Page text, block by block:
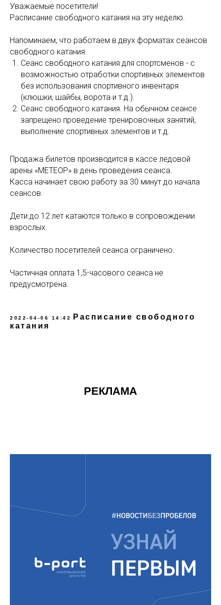
Уважаемые посетители!
Расписание свободного катания на эту неделю.
Напоминаем, что работаем в двух форматах сеансов
свободного катания:
Сеанс свободного катания для спортсменов - с
возможностью отработки спортивных элементов
без использования спортивного инвентаря
(клюшки, шайбы, ворота и т.д.)⁣⁣.
Сеанс свободного катания. На обычном сеансе
запрещено проведение тренировочных занятий,
выполнение спортивных элементов и т.д.⁣⁣
Продажа билетов производится в кассе ледовой
арены «МЕТЕОР» в день проведения сеанса.
Касса начинает свою работу за 30 минут до начала
сеансов.
Дети до 12 лет катаются только в сопровождении
взрослых.
Количество посетителей сеанса ограничено.
Частичная оплата 1,5-часового сеанса не
предусмотрена.
2022-04-06 14:42
Расписание свободного
катания
РЕКЛАМА